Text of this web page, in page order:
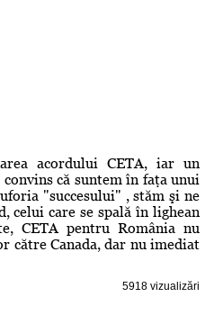
acordului CETA, iar un
că suntem în faţa unui
"succesului" , stăm şi ne
celui care se spală în lighean
CETA pentru România nu
către Canada, dar nu imediat
5918 vizualizări